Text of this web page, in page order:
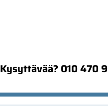
Kysyttävää? 010 470